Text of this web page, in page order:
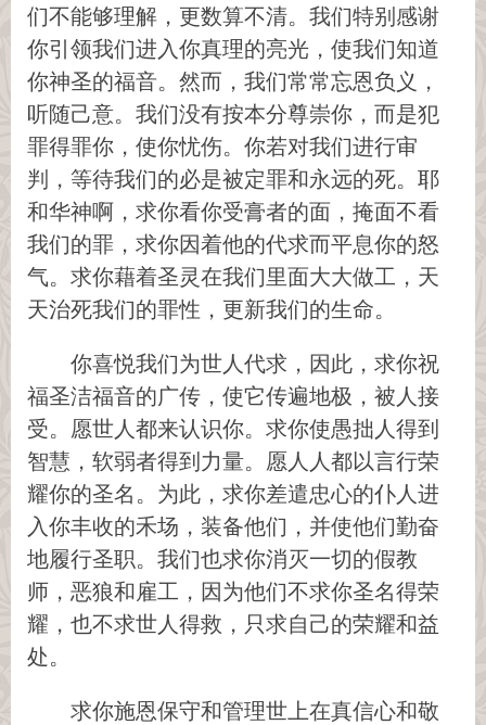
们不能够理解，更数算不清。我们特别感谢
你引领我们进入你真理的亮光，使我们知道
你神圣的福音。然而，我们常常忘恩负义，
听随己意。我们没有按本分尊崇你，而是犯
罪得罪你，使你忧伤。你若对我们进行审
判，等待我们的必是被定罪和永远的死。耶
和华神啊，求你看你受膏者的面，掩面不看
我们的罪，求你因着他的代求而平息你的怒
气。求你藉着圣灵在我们里面大大做工，天
天治死我们的罪性，更新我们的生命。
你喜悦我们为世人代求，因此，求你祝
福圣洁福音的广传，使它传遍地极，被人接
受。愿世人都来认识你。求你使愚拙人得到
智慧，软弱者得到力量。愿人人都以言行荣
耀你的圣名。为此，求你差遣忠心的仆人进
入你丰收的禾场，装备他们，并使他们勤奋
地履行圣职。我们也求你消灭一切的假教
师，恶狼和雇工，因为他们不求你圣名得荣
耀，也不求世人得救，只求自己的荣耀和益
处。
求你施恩保守和管理世上在真信心和敬